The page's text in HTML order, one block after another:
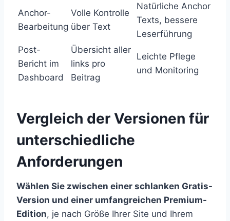
Anchor-
Bearbeitung
Volle Kontrolle
über Text
Natürliche Anchor
Texts, bessere
Leserführung
Post-
Bericht im
Dashboard
Übersicht aller
links pro
Beitrag
Leichte Pflege
und Monitoring
Vergleich der Versionen für
unterschiedliche
Anforderungen
Wählen Sie zwischen einer schlanken Gratis-
Version und einer umfangreichen Premium-
Edition, je nach Größe Ihrer Site und Ihrem